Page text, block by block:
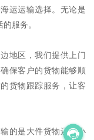
运运输选择。无论是
服务。
地区，我们提供上门
保客户的货物能够顺
货物跟踪服务，让客
的是大件货物还是小